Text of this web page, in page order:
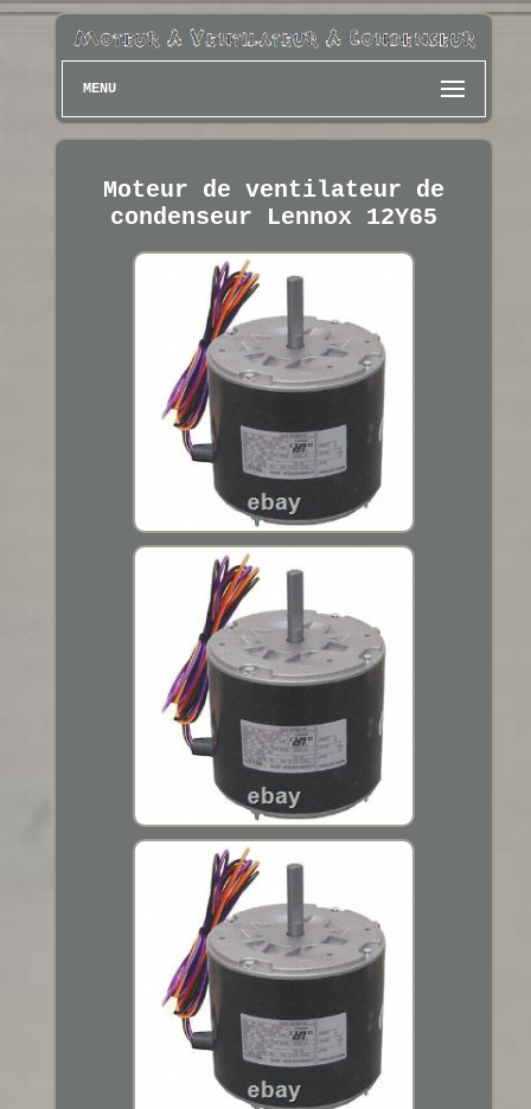
MENU
Moteur de ventilateur de
condenseur Lennox 12Y65